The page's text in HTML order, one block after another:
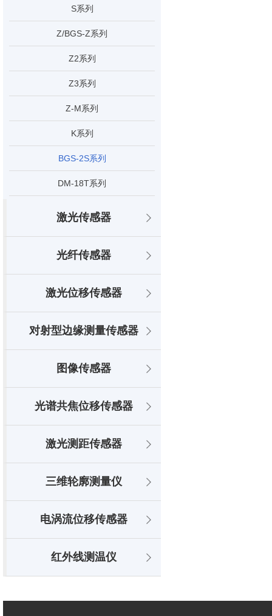
S系列
Z/BGS-Z系列
Z2系列
Z3系列
Z-M系列
K系列
BGS-2S系列
DM-18T系列
激光传感器
光纤传感器
激光位移传感器
对射型边缘测量传感器
图像传感器
光谱共焦位移传感器
激光测距传感器
三维轮廓测量仪
电涡流位移传感器
红外线测温仪